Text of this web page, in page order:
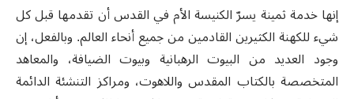
إنها خدمة ثمينة يسرّ الكنيسة الأم في القدس أن تقدمها قبل كل
شيء للكهنة الكثيرين القادمين من جميع أنحاء العالم. وبالفعل، إن
وجود العديد من البيوت الرهبانية وبيوت الضيافة، والمعاهد
المتخصصة بالكتاب المقدس واللاهوت، ومراكز التنشئة الدائمة